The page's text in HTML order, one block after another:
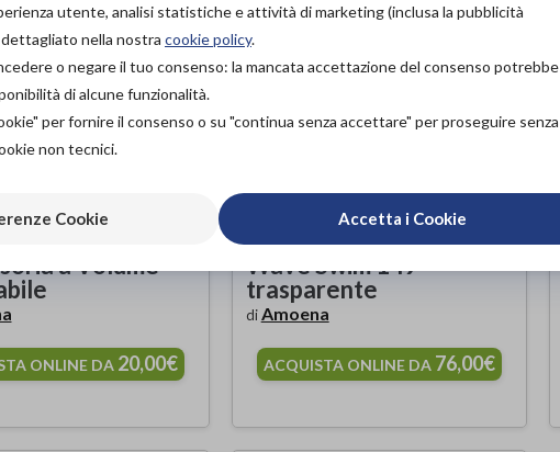
a Volume
ONLINE DA 20,00€
Protesi mammaria Aqua
Wave Swim 149 -
trasparente
diAmoena
ACQUISTA ONLINE DA 76,00€
utente, analisi statistiche e attività di marketing (inclusa la pubblicità
nella nostra cookie policy.
o negare il tuo consenso: la mancata accettazione del consenso potrebbe
di alcune funzionalità.
per fornire il consenso o su "continua senza accettare" per proseguire senza
non tecnici.
Cookie Accetta i Cookie